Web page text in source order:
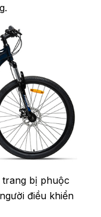
trang bị phuộc
điều khiển